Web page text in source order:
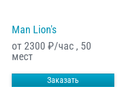
Man Lion's
от 2300 ₽/час , 50
мест
Заказать